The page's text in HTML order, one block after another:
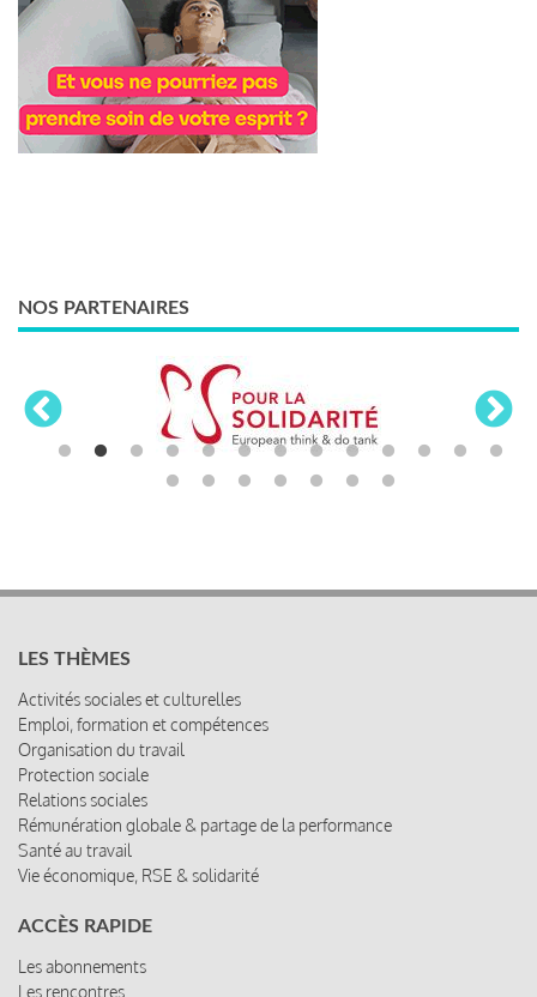
NOS PARTENAIRES
LES THÈMES
Activités sociales et culturelles
Emploi, formation et compétences
Organisation du travail
Protection sociale
Relations sociales
Rémunération globale & partage de la performance
Santé au travail
Vie économique, RSE & solidarité
ACCÈS RAPIDE
Les abonnements
Les rencontres